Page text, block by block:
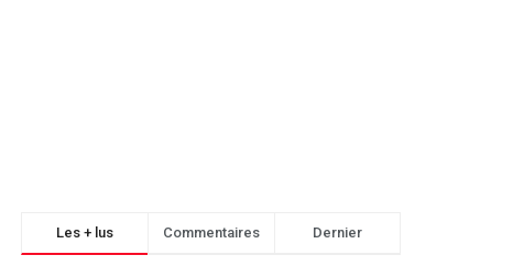
Les + lus Commentaires Dernier